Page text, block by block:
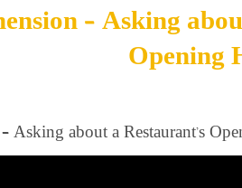
– Asking
Opening
about a Restaurant’s